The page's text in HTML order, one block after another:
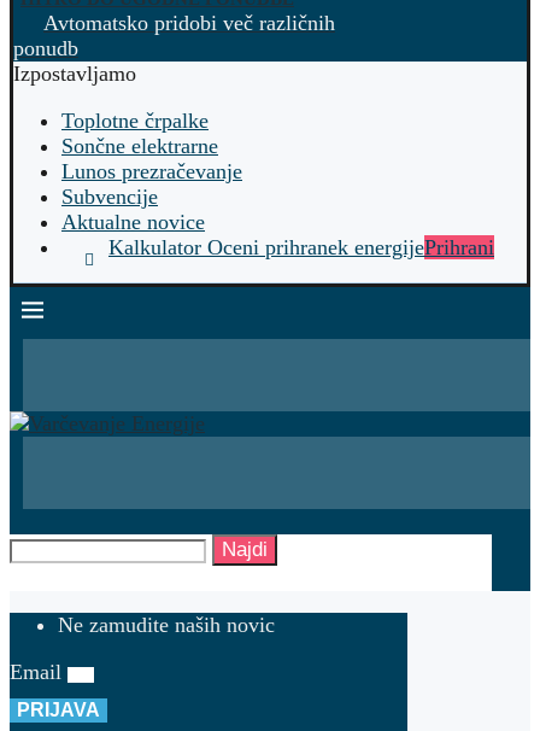
Avtomatsko pridobi več različnih
ponudb
Izpostavljamo
Toplotne črpalke
Sončne elektrarne
Lunos prezračevanje
Subvencije
Aktualne novice
Kalkulator Oceni prihranek energijePrihrani
Najdi
Ne zamudite naših novic
Email
PRIJAVA